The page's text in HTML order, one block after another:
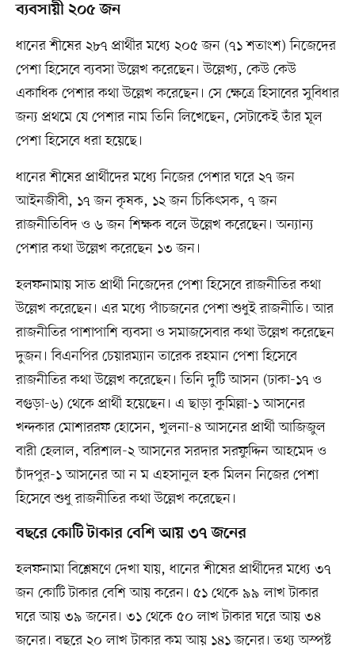
ব্যবসায়ী ২০৫ জন
ধানের শীষের ২৮৭ প্রার্থীর মধ্যে ২০৫ জন (৭১ শতাংশ) নিজেদের
পেশা হিসেবে ব্যবসা উল্লেখ করেছেন। উল্লেখ্য, কেউ কেউ
একাধিক পেশার কথা উল্লেখ করেছেন। সে ক্ষেত্রে হিসাবের সুবিধার
জন্য প্রথমে যে পেশার নাম তিনি লিখেছেন, সেটাকেই তাঁর মূল
পেশা হিসেবে ধরা হয়েছে।
ধানের শীষের প্রার্থীদের মধ্যে নিজের পেশার ঘরে ২৭ জন
আইনজীবী, ১৭ জন কৃষক, ১২ জন চিকিৎসক, ৭ জন
রাজনীতিবিদ ও ৬ জন শিক্ষক বলে উল্লেখ করেছেন। অন্যান্য
পেশার কথা উল্লেখ করেছেন ১৩ জন।
হলফনামায় সাত প্রার্থী নিজেদের পেশা হিসেবে রাজনীতির কথা
উল্লেখ করেছেন। এর মধ্যে পাঁচজনের পেশা শুধুই রাজনীতি। আর
রাজনীতির পাশাপাশি ব্যবসা ও সমাজসেবার কথা উল্লেখ করেছেন
দুজন। বিএনপির চেয়ারম্যান তারেক রহমান পেশা হিসেবে
রাজনীতির কথা উল্লেখ করেছেন। তিনি দুটি আসন (ঢাকা-১৭ ও
বগুড়া-৬) থেকে প্রার্থী হয়েছেন। এ ছাড়া কুমিল্লা-১ আসনের
খন্দকার মোশাররফ হোসেন, খুলনা-৪ আসনের প্রার্থী আজিজুল
বারী হেলাল, বরিশাল-২ আসনের সরদার সরফুদ্দিন আহমেদ ও
চাঁদপুর-১ আসনের আ ন ম এহসানুল হক মিলন নিজের পেশা
হিসেবে শুধু রাজনীতির কথা উল্লেখ করেছেন।
বছরে কোটি টাকার বেশি আয় ৩৭ জনের
হলফনামা বিশ্লেষণে দেখা যায়, ধানের শীষের প্রার্থীদের মধ্যে ৩৭
জন কোটি টাকার বেশি আয় করেন। ৫১ থেকে ৯৯ লাখ টাকার
ঘরে আয় ৩৯ জনের। ৩১ থেকে ৫০ লাখ টাকার ঘরে আয় ৩৪
জনের। বছরে ২০ লাখ টাকার কম আয় ১৪১ জনের। তথ্য অস্পষ্ট